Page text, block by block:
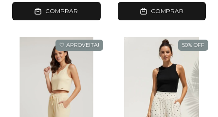
COMPRAR COMPRAR
🤍 APROVEITA! 50% OFF